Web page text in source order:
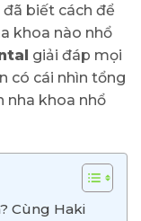
biết cách để
khoa nào nhổ
giải đáp mọi
có cái nhìn tổng
nha khoa nhổ
Cùng Haki